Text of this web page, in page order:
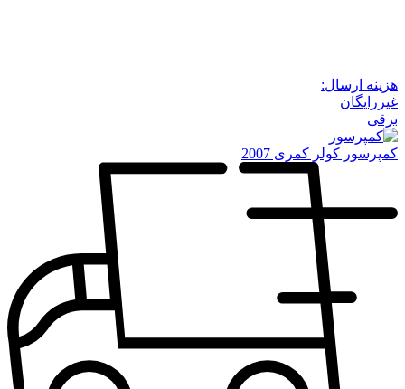
هزینه ارسال:
غیررایگان
برقی
کمپرسور کولر کمری 2007